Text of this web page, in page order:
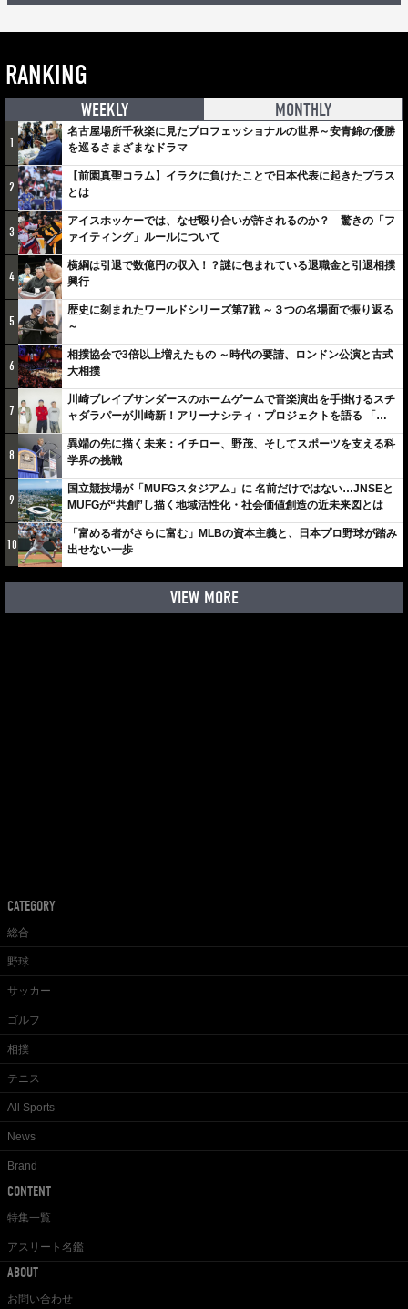
RANKING
WEEKLY MONTHLY
1
名古屋場所千秋楽に見たプロフェッショナルの世界～安青錦の優勝
を巡るさまざまなドラマ
2
【前園真聖コラム】イラクに負けたことで日本代表に起きたプラス
とは
3
アイスホッケーでは、なぜ殴り合いが許されるのか？ 驚きの「フ
ァイティング」ルールについて
4
横綱は引退で数億円の収入！？謎に包まれている退職金と引退相撲
興行
5
歴史に刻まれたワールドシリーズ第7戦 ～３つの名場面で振り返る
～
6
相撲協会で3倍以上増えたもの ～時代の要請、ロンドン公演と古式
大相撲
7
川崎ブレイブサンダースのホームゲームで音楽演出を手掛けるスチ
ャダラパーが川崎新！アリーナシティ・プロジェクトを語る 「楽
しみでしかないでしょ。川崎は、ずっと成長曲線だから」
8
異端の先に描く未来：イチロー、野茂、そしてスポーツを支える科
学界の挑戦
9
国立競技場が「MUFGスタジアム」に 名前だけではない…JNSEと
MUFGが“共創”し描く地域活性化・社会価値創造の近未来図とは
10
「富める者がさらに富む」MLBの資本主義と、日本プロ野球が踏み
出せない一歩
VIEW MORE
CATEGORY
総合
野球
サッカー
ゴルフ
相撲
テニス
All Sports
News
Brand
CONTENT
特集一覧
アスリート名鑑
ABOUT
お問い合わせ